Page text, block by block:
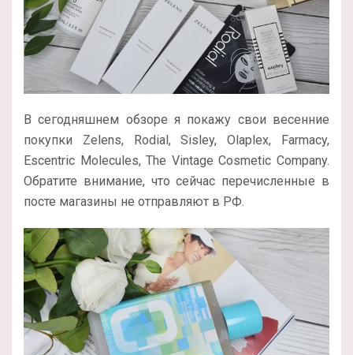
В сегодняшнем обзоре я покажу свои весенние
покупки Zelens, Rodial, Sisley, Olaplex, Farmacy,
Escentric Molecules, The Vintage Cosmetic Company.
Обратите внимание, что сейчас перечисленные в
посте магазины не отправляют в РФ.